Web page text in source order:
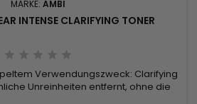
MARKE: AMBI
INTENSE CLARIFYING TONER
Verwendungszweck: Clarifying
Unreinheiten entfernt, ohne die